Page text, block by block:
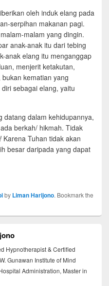
oleh induk elang pada
serpihan makanan pagi.
malam yang dingin.
anak-anak itu dari tebing
anak elang itu menganggap
menjerit ketakutan,
kematian yang
sebagai elang, yaitu
datang dalam kehidupannya,
berkah/ hikmah. Tidak
Karena Tuhan tidak akan
besar daripada yang dapat
by Liman Harijono. Bookmark the
Hypnotherapist & Certified
Gunawan Institute of Mind
Administration, Master in